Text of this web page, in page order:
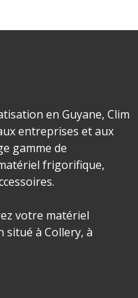
en Guyane, Clim
entreprises et aux
gamme de
frigorifique,
votre matériel
situé à Collery, à